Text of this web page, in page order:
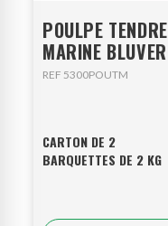
POULPE TENDRE
MARINE BLUVER
REF 5300POUTM
CARTON DE 2
BARQUETTES DE 2 KG